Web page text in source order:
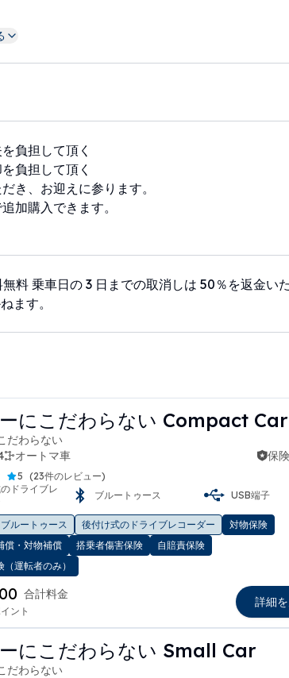
以聯絡我們）
負担して頂く
負担して頂く
き、お迎えに参ります。
加購入できます。
料 乗車日の 3 日までの取消しは 50％を返金い
ます。
にこだわらない Compact Car
だわらない
オートマ車 保
5 (23件のレビュー)
ドライブレ
ブルートゥース USB端子
ブルートゥース 後付け式のドライブレコーダー
対物保険
償・対物補償
搭乗者傷害保険
自賠責保険
（運転者のみ）
合計料金
ント
詳細
にこだわらない Small Car
だわらない